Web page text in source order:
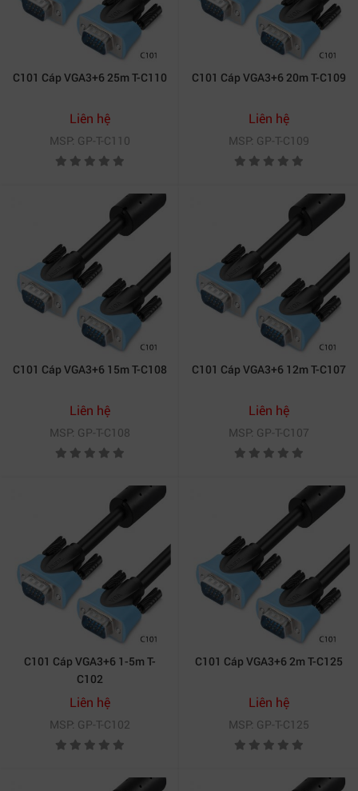
C101 Cáp VGA3+6 25m T-C110
Liên hệ
MSP: GP-T-C110
C101 Cáp VGA3+6 20m T-C109
Liên hệ
MSP: GP-T-C109
C101 Cáp VGA3+6 15m T-C108
Liên hệ
MSP: GP-T-C108
C101 Cáp VGA3+6 12m T-C107
Liên hệ
MSP: GP-T-C107
C101 Cáp VGA3+6 1-5m T-
C102
Liên hệ
MSP: GP-T-C102
C101 Cáp VGA3+6 2m T-C125
Liên hệ
MSP: GP-T-C125